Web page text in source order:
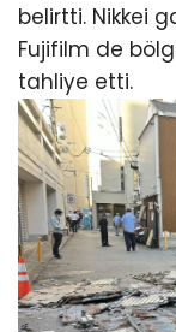
belirtti. Nikkei
Fujifilm de
tahliye etti.